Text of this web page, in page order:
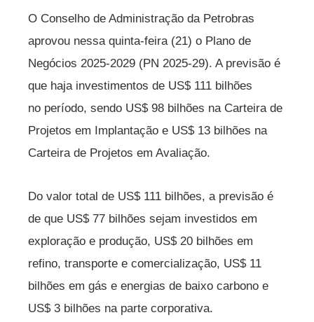
O Conselho de Administração da Petrobras
aprovou nessa quinta-feira (21) o Plano de
Negócios 2025-2029 (PN 2025-29). A previsão é
que haja investimentos de US$ 111 bilhões
no período, sendo US$ 98 bilhões na Carteira de
Projetos em Implantação e US$ 13 bilhões na
Carteira de Projetos em Avaliação.
Do valor total de US$ 111 bilhões, a previsão é
de que US$ 77 bilhões sejam investidos em
exploração e produção, US$ 20 bilhões em
refino, transporte e comercialização, US$ 11
bilhões em gás e energias de baixo carbono e
US$ 3 bilhões na parte corporativa.